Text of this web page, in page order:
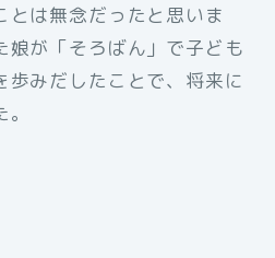
とは無念だったと思いま
娘が「そろばん」で子ども
歩みだしたことで、将来に